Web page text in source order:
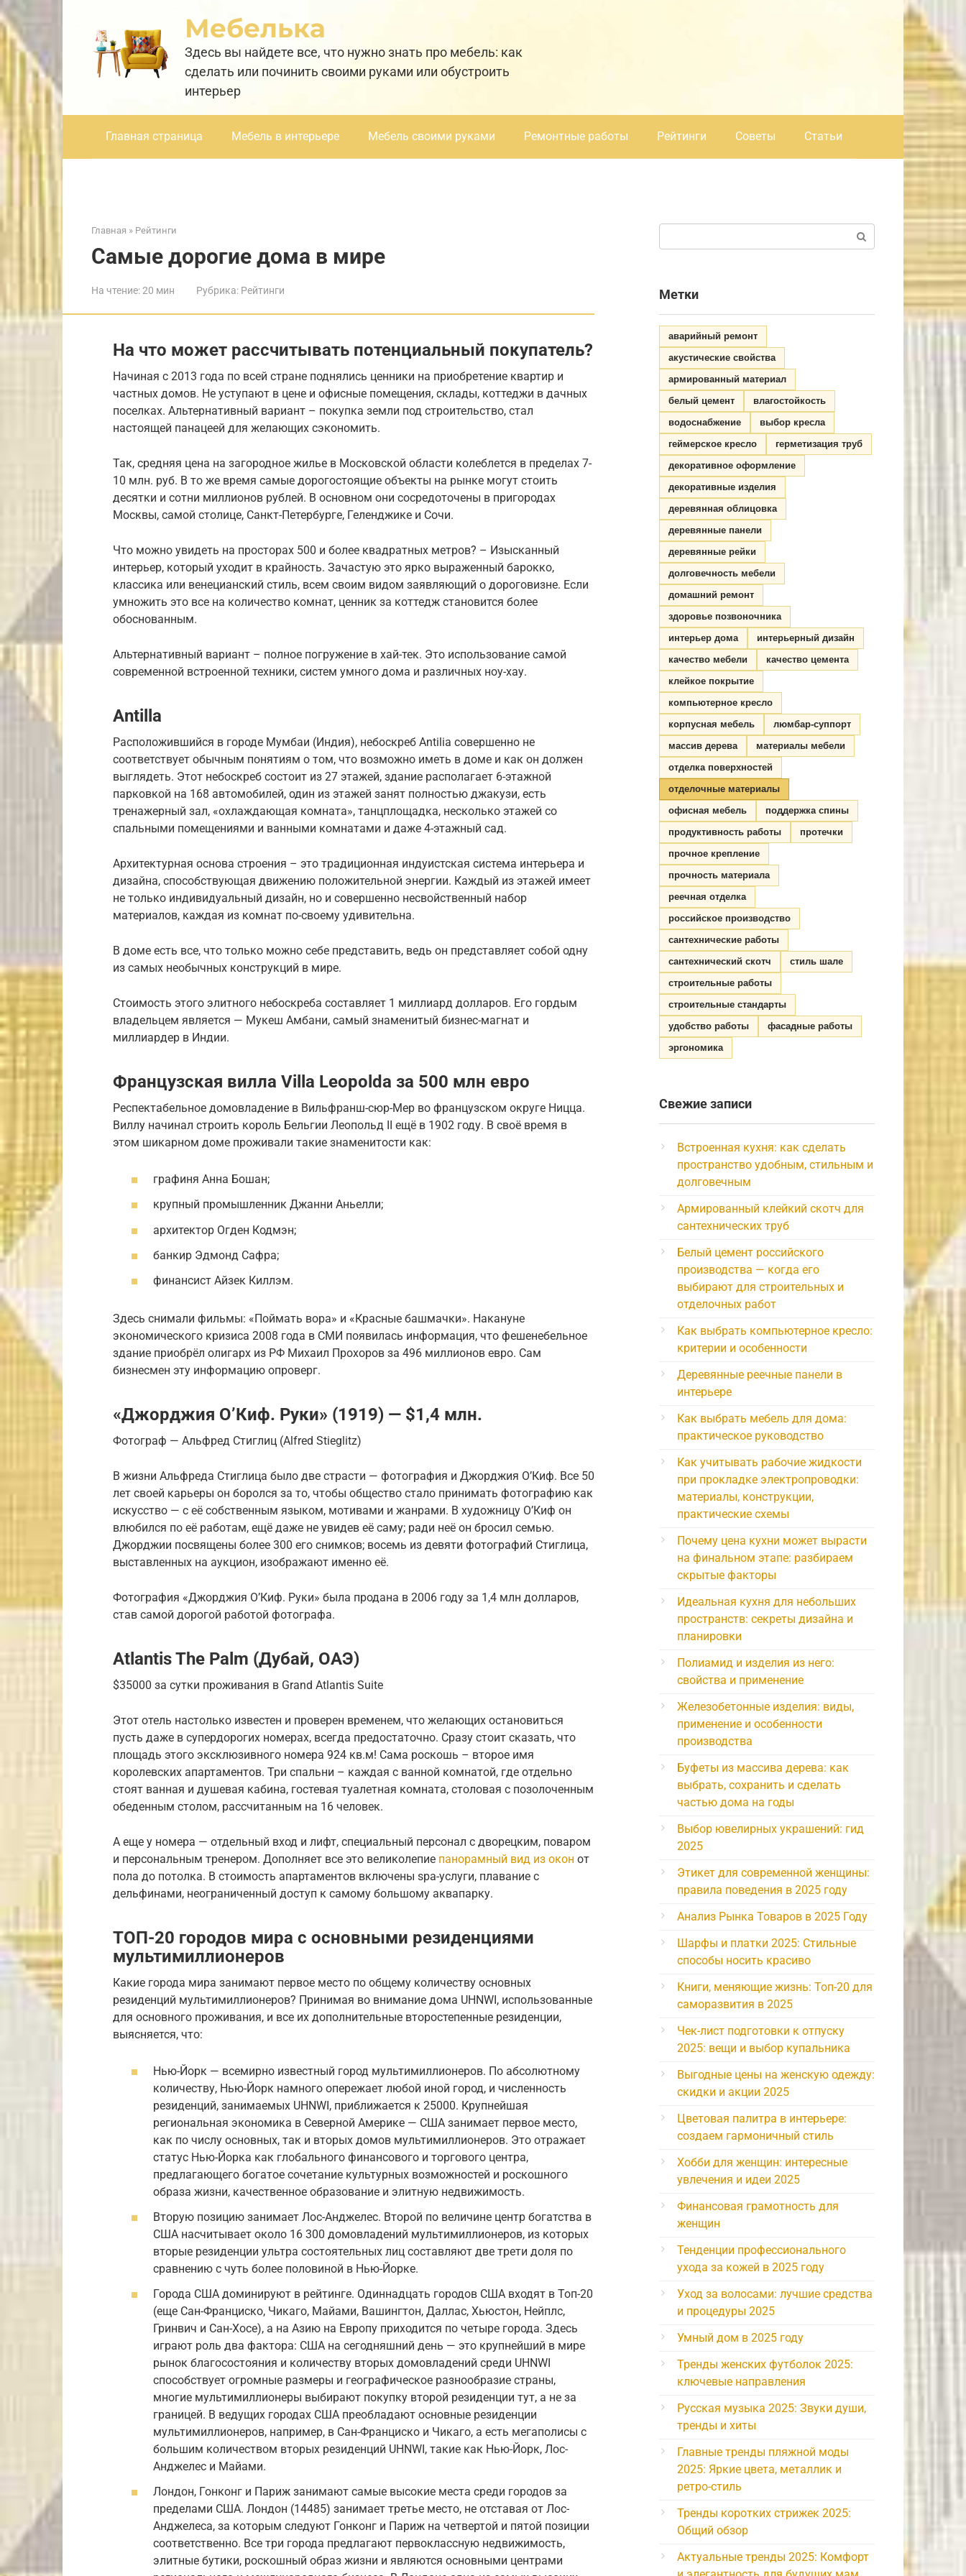
Перейти
к
контенту
Мебелька
Здесь вы найдете все, что нужно знать про мебель: как
сделать или починить своими руками или обустроить
интерьер
Главная страница Мебель в интерьере Мебель своими руками Ремонтные работы Рейтинги Советы Статьи
Главная » Рейтинги
Самые дорогие дома в мире
На чтение:20 мин Рубрика: Рейтинги
На что может рассчитывать потенциальный покупатель?
Начиная с 2013 года по всей стране поднялись ценники на приобретение квартир и
частных домов. Не уступают в цене и офисные помещения, склады, коттеджи в дачных
поселках. Альтернативный вариант – покупка земли под строительство, стал
настоящей панацеей для желающих сэкономить.
Так, средняя цена на загородное жилье в Московской области колеблется в пределах 7-
10 млн. руб. В то же время самые дорогостоящие объекты на рынке могут стоить
десятки и сотни миллионов рублей. В основном они сосредоточены в пригородах
Москвы, самой столице, Санкт-Петербурге, Геленджике и Сочи.
Что можно увидеть на просторах 500 и более квадратных метров? – Изысканный
интерьер, который уходит в крайность. Зачастую это ярко выраженный барокко,
классика или венецианский стиль, всем своим видом заявляющий о дороговизне. Если
умножить это все на количество комнат, ценник за коттедж становится более
обоснованным.
Альтернативный вариант – полное погружение в хай-тек. Это использование самой
современной встроенной техники, систем умного дома и различных ноу-хау.
Antilla
Расположившийся в городе Мумбаи (Индия), небоскреб Antilia совершенно не
соответствует обычным понятиям о том, что возможно иметь в доме и как он должен
выглядеть. Этот небоскреб состоит из 27 этажей, здание располагает 6-этажной
парковкой на 168 автомобилей, один из этажей занят полностью джакузи, есть
тренажерный зал, «охлаждающая комната», танцплощадка, несколько этажей со
спальными помещениями и ванными комнатами и даже 4-этажный сад.
Архитектурная основа строения – это традиционная индуистская система интерьера и
дизайна, способствующая движению положительной энергии. Каждый из этажей имеет
не только индивидуальный дизайн, но и совершенно несвойственный набор
материалов, каждая из комнат по-своему удивительна.
В доме есть все, что только можно себе представить, ведь он представляет собой одну
из самых необычных конструкций в мире.
Стоимость этого элитного небоскреба составляет 1 миллиард долларов. Его гордым
владельцем является — Мукеш Амбани, самый знаменитый бизнес-магнат и
миллиардер в Индии.
Французская вилла Villa Leopolda за 500 млн евро
Респектабельное домовладение в Вильфранш-сюр-Мер во французском округе Ницца.
Виллу начинал строить король Бельгии Леопольд II ещё в 1902 году. В своё время в
этом шикарном доме проживали такие знаменитости как:
графиня Анна Бошан;
крупный промышленник Джанни Аньелли;
архитектор Огден Кодмэн;
банкир Эдмонд Сафра;
финансист Айзек Киллэм.
Здесь снимали фильмы: «Поймать вора» и «Красные башмачки». Накануне
экономического кризиса 2008 года в СМИ появилась информация, что фешенебельное
здание приобрёл олигарх из РФ Михаил Прохоров за 496 миллионов евро. Сам
бизнесмен эту информацию опроверг.
«Джорджия О’Киф. Руки» (1919) — $1,4 млн.
Фотограф — Альфред Стиглиц (Alfred Stieglitz)
В жизни Альфреда Стиглица было две страсти — фотография и Джорджия О’Киф. Все 50
лет своей карьеры он боролся за то, чтобы общество стало принимать фотографию как
искусство — с её собственным языком, мотивами и жанрами. В художницу О’Киф он
влюбился по её работам, ещё даже не увидев её саму; ради неё он бросил семью.
Джорджии посвящены более 300 его снимков; восемь из девяти фотографий Стиглица,
выставленных на аукцион, изображают именно её.
Фотография «Джорджия О’Киф. Руки» была продана в 2006 году за 1,4 млн долларов,
став самой дорогой работой фотографа.
Atlantis The Palm (Дубай, ОАЭ)
$35000 за сутки проживания в Grand Atlantis Suite
Этот отель настолько известен и проверен временем, что желающих остановиться
пусть даже в супердорогих номерах, всегда предостаточно. Сразу стоит сказать, что
площадь этого эксклюзивного номера 924 кв.м! Сама роскошь – второе имя
королевских апартаментов. Три спальни – каждая с ванной комнатой, где отдельно
стоят ванная и душевая кабина, гостевая туалетная комната, столовая с позолоченным
обеденным столом, рассчитанным на 16 человек.
А еще у номера — отдельный вход и лифт, специальный персонал с дворецким, поваром
и персональным тренером. Дополняет все это великолепие панорамный вид из окон от
пола до потолка. В стоимость апартаментов включены spa-услуги, плавание с
дельфинами, неограниченный доступ к самому большому аквапарку.
ТОП-20 городов мира с основными резиденциями
мультимиллионеров
Какие города мира занимают первое место по общему количеству основных
резиденций мультимиллионеров? Принимая во внимание дома UHNWI, использованные
для основного проживания, и все их дополнительные второстепенные резиденции,
выясняется, что:
Нью-Йорк — всемирно известный город мультимиллионеров. По абсолютному
количеству, Нью-Йорк намного опережает любой иной город, и численность
резиденций, занимаемых UHNWI, приближается к 25000. Крупнейшая
региональная экономика в Северной Америке — США занимает первое место,
как по числу основных, так и вторых домов мультимиллионеров. Это отражает
статус Нью-Йорка как глобального финансового и торгового центра,
предлагающего богатое сочетание культурных возможностей и роскошного
образа жизни, качественное образование и элитную недвижимость.
Вторую позицию занимает Лос-Анджелес. Второй по величине центр богатства в
США насчитывает около 16 300 домовладений мультимиллионеров, из которых
вторые резиденции ультра состоятельных лиц составляют две трети доля по
сравнению с чуть более половиной в Нью-Йорке.
Города США доминируют в рейтинге. Одиннадцать городов США входят в Топ-20
(еще Сан-Франциско, Чикаго, Майами, Вашингтон, Даллас, Хьюстон, Нейплс,
Гринвич и Сан-Хосе), а на Азию на Европу приходится по четыре города. Здесь
играют роль два фактора: США на сегодняшний день — это крупнейший в мире
рынок благосостояния и количеству вторых домовладений среди UHNWI
способствует огромные размеры и географическое разнообразие страны,
многие мультимиллионеры выбирают покупку второй резиденции тут, а не за
границей. В ведущих городах США преобладают основные резиденции
мультимиллионеров, например, в Сан-Франциско и Чикаго, а есть мегаполисы с
большим количеством вторых резиденций UHNWI, такие как Нью-Йорк, Лос-
Анджелес и Майами.
Лондон, Гонконг и Париж занимают самые высокие места среди городов за
пределами США. Лондон (14485) занимает третье место, не отставая от Лос-
Анджелеса, за которым следуют Гонконг и Париж на четвертой и пятой позиции
соответственно. Все три города предлагают первоклассную недвижимость,
элитные бутики, роскошный образ жизни и являются основными центрами
Метки
аварийный ремонт
акустические свойства
армированный материал
белый цемент
влагостойкость
водоснабжение
выбор кресла
геймерское кресло
герметизация труб
декоративное оформление
декоративные изделия
деревянная облицовка
деревянные панели
деревянные рейки
долговечность мебели
домашний ремонт
здоровье позвоночника
интерьер дома
интерьерный дизайн
качество мебели
качество цемента
клейкое покрытие
компьютерное кресло
корпусная мебель
люмбар-суппорт
массив дерева
материалы мебели
отделка поверхностей
отделочные материалы
офисная мебель
поддержка спины
продуктивность работы
протечки
прочное крепление
прочность материала
реечная отделка
российское производство
сантехнические работы
сантехнический скотч
стиль шале
строительные работы
строительные стандарты
удобство работы
фасадные работы
эргономика
Свежие записи
Встроенная кухня: как сделать
пространство удобным, стильным и
долговечным
Армированный клейкий скотч для
сантехнических труб
Белый цемент российского
производства — когда его
выбирают для строительных и
отделочных работ
Как выбрать компьютерное кресло:
критерии и особенности
Деревянные реечные панели в
интерьере
Как выбрать мебель для дома:
практическое руководство
Как учитывать рабочие жидкости
при прокладке электропроводки:
материалы, конструкции,
практические схемы
Почему цена кухни может вырасти
на финальном этапе: разбираем
скрытые факторы
Идеальная кухня для небольших
пространств: секреты дизайна и
планировки
Полиамид и изделия из него:
свойства и применение
Железобетонные изделия: виды,
применение и особенности
производства
Буфеты из массива дерева: как
выбрать, сохранить и сделать
частью дома на годы
Выбор ювелирных украшений: гид
2025
Этикет для современной женщины:
правила поведения в 2025 году
Анализ Рынка Товаров в 2025 Году
Шарфы и платки 2025: Стильные
способы носить красиво
Книги, меняющие жизнь: Топ-20 для
саморазвития в 2025
Чек-лист подготовки к отпуску
2025: вещи и выбор купальника
Выгодные цены на женскую одежду:
скидки и акции 2025
Цветовая палитра в интерьере:
создаем гармоничный стиль
Хобби для женщин: интересные
увлечения и идеи 2025
Финансовая грамотность для
женщин
Тенденции профессионального
ухода за кожей в 2025 году
Уход за волосами: лучшие средства
и процедуры 2025
Умный дом в 2025 году
Тренды женских футболок 2025:
ключевые направления
Русская музыка 2025: Звуки души,
тренды и хиты
Главные тренды пляжной моды
2025: Яркие цвета, металлик и
ретро-стиль
Тренды коротких стрижек 2025:
Общий обзор
Актуальные тренды 2025: Комфорт